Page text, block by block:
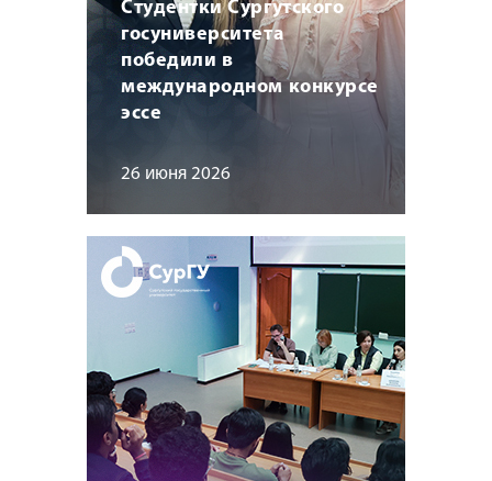
Студентки Сургутского
госуниверситета
победили в
международном конкурсе
эссе
26 июня 2026